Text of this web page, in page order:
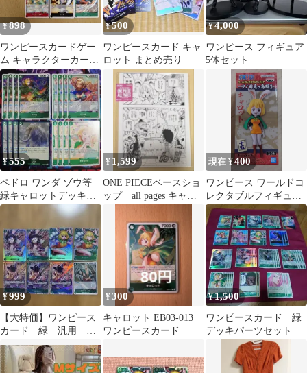
¥898
ワンピースカードゲー
ム キャラクターカード
セット
¥500
ワンピースカード キャ
ロット まとめ売り
¥4,000
ワンピース フィギュア
5体セット
¥555
ペドロ ワンダ ゾウ等
緑キャロットデッキパ
ーツ16枚セット OP08
¥ 1,599
ONE PIECEベースショ
ップ all pages キャロ
現在 ¥400
ワンピース ワールドコ
レクタブルフィギュア
キャロット
¥999
【大特価】ワンピース
カード 緑 汎用 ゾ
ロ PRB02-006 スモー
カー 他
¥300
キャロット EB03-013
ワンピースカード
¥1,500
ワンピースカード 緑
デッキパーツセット